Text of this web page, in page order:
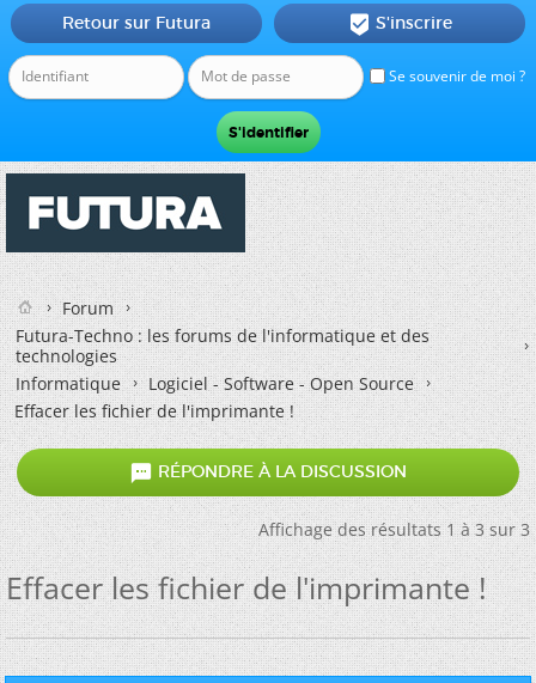
Se souvenir de moi ?
Retour sur Futura  S'inscrire
Forum
Futura-Techno : les forums de l'informatique et des
technologies
Informatique
Logiciel - Software - Open Source
Effacer les fichier de l'imprimante !
 RÉPONDRE À LA DISCUSSION
Affichage des résultats 1 à 3 sur 3
Effacer les fichier de l'imprimante !